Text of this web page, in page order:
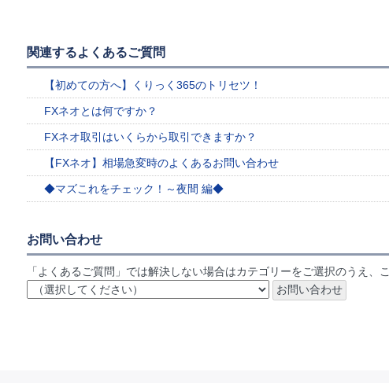
関連するよくあるご質問
【初めての方へ】くりっく365のトリセツ！
FXネオとは何ですか？
FXネオ取引はいくらから取引できますか？
【FXネオ】相場急変時のよくあるお問い合わせ
◆マズこれをチェック！～夜間 編◆
お問い合わせ
「よくあるご質問」では解決しない場合はカテゴリーをご選択のうえ、